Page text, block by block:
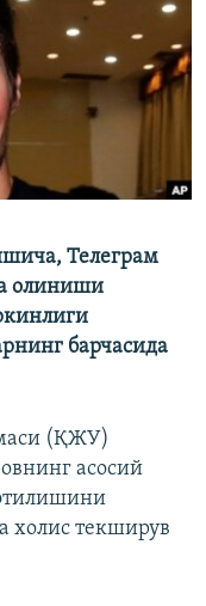
Телеграм
олиниши
барчасида
(ҚЖУ)
асосий
холис текширув